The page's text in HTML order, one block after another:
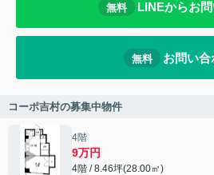
無料 LINEからお
無料 お問い合
コーポ吉村の募集中物件
4階
9万円
4階 / 8.46坪(28.00㎡)